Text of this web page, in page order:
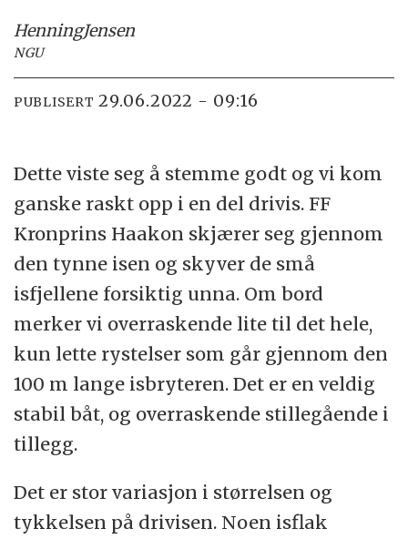
HenningJensen
NGU
PUBLISERT 29.06.2022 - 09:16
Dette viste seg å stemme godt og vi kom
ganske raskt opp i en del drivis. FF
Kronprins Haakon skjærer seg gjennom
den tynne isen og skyver de små
isfjellene forsiktig unna. Om bord
merker vi overraskende lite til det hele,
kun lette rystelser som går gjennom den
100 m lange isbryteren. Det er en veldig
stabil båt, og overraskende stillegående i
tillegg.
Det er stor variasjon i størrelsen og
tykkelsen på drivisen. Noen isflak